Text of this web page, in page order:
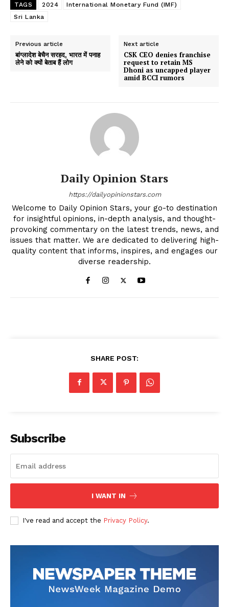
TAGS 2024
International Monetary Fund (IMF)
Sri Lanka
Previous article
बांग्लादेश बेचैन सरहद, भारत में पनाह
लेने को क्यों बेताब हैं लोग
Next article
CSK CEO denies franchise
request to retain MS
Dhoni as uncapped player
amid BCCI rumors
Daily Opinion Stars
https://dailyopinionstars.com
Welcome to Daily Opinion Stars, your go-to destination
for insightful opinions, in-depth analysis, and thought-
provoking commentary on the latest trends, news, and
issues that matter. We are dedicated to delivering high-
quality content that informs, inspires, and engages our
diverse readership.
SHARE POST:
Subscribe
I WANT IN
I've read and accept the Privacy Policy.